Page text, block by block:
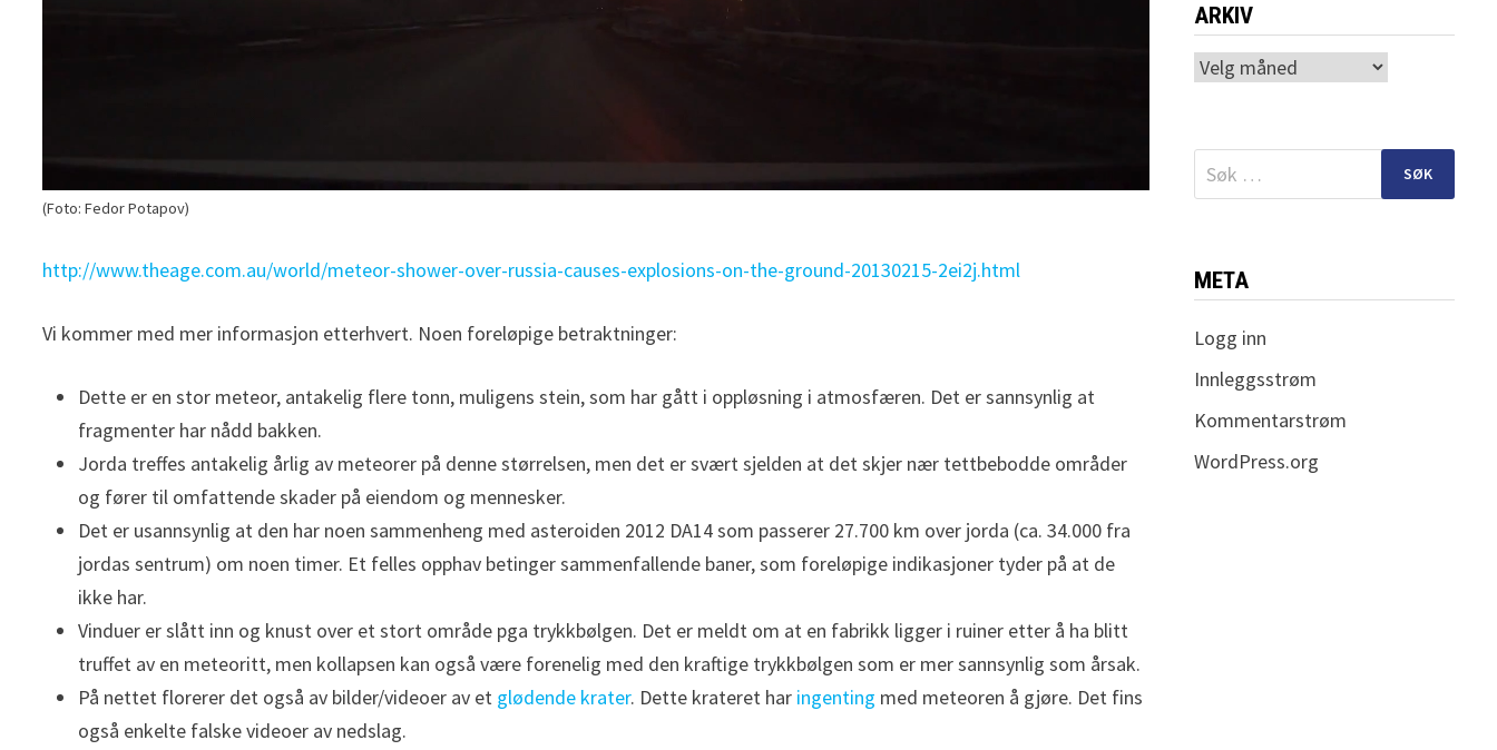
(Foto: Fedor Potapov)
http://www.theage.com.au/world/meteor-shower-over-russia-causes-explosions-on-the-ground-20130215-2ei2j.html
Vi kommer med mer informasjon etterhvert. Noen foreløpige betraktninger:
Dette er en stor meteor, antakelig flere tonn, muligens stein, som har gått i oppløsning i atmosfæren. Det er sannsynlig at
fragmenter har nådd bakken.
Jorda treffes antakelig årlig av meteorer på denne størrelsen, men det er svært sjelden at det skjer nær tettbebodde områder
og fører til omfattende skader på eiendom og mennesker.
Det er usannsynlig at den har noen sammenheng med asteroiden 2012 DA14 som passerer 27.700 km over jorda (ca. 34.000 fra
jordas sentrum) om noen timer. Et felles opphav betinger sammenfallende baner, som foreløpige indikasjoner tyder på at de
ikke har.
Vinduer er slått inn og knust over et stort område pga trykkbølgen. Det er meldt om at en fabrikk ligger i ruiner etter å ha blitt
truffet av en meteoritt, men kollapsen kan også være forenelig med den kraftige trykkbølgen som er mer sannsynlig som årsak.
På nettet florerer det også av bilder/videoer av et glødende krater. Dette krateret har ingenting med meteoren å gjøre. Det fins
også enkelte falske videoer av nedslag.
ARKIV
Arkiv
Søk
etter:
META
Logg inn
Innleggsstrøm
Kommentarstrøm
WordPress.org